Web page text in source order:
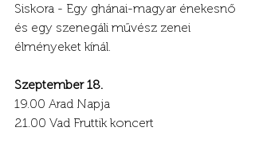
Siskora - Egy ghánai-magyar énekesnő
és egy szenegáli művész zenei
élményeket kínál.
Szeptember 18.
19.00 Arad Napja
21.00 Vad Fruttik koncert